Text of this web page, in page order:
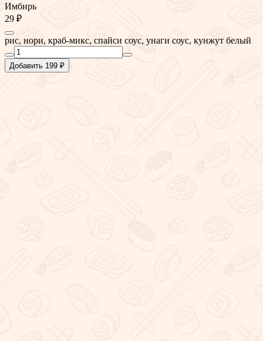
Имбирь
29 ₽
рис, нори, краб-микс, спайси соус, унаги соус, кунжут белый
Добавить 199 ₽